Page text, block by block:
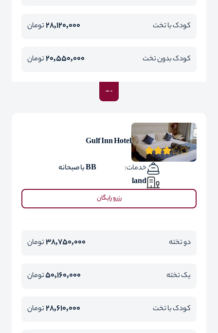
کودک با تخت 28,120,000تومان
کودک بدون تخت 20,550,000تومان
Gulf Inn Hotel
خدمات:
BB با صبحانه
land
رزرو رایگان
دو تخته 38,750,000تومان
یک تخته 50,160,000تومان
کودک با تخت 28,610,000تومان